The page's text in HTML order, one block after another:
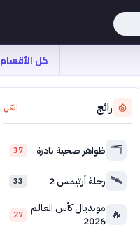
كل الأقسام
رائج الكل
🗂️ ظواهر صحية نادرة 37
🛰️ رحلة أرتيمس 2 33
🔥 مونديال كأس العالم
2026
27